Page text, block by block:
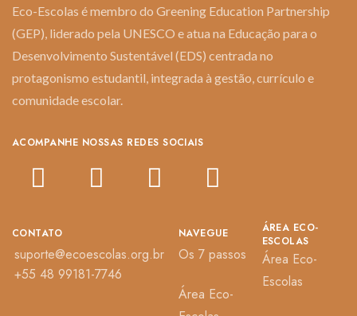
Eco-Escolas é membro do Greening Education Partnership
(GEP), liderado pela UNESCO e atua na Educação para o
Desenvolvimento Sustentável (EDS) centrada no
protagonismo estudantil, integrada à gestão, currículo e
comunidade escolar.
ACOMPANHE NOSSAS REDES SOCIAIS
NAVEGUE
Os 7 passos
Área Eco-
ÁREA ECO-
ESCOLAS
Área Eco-
Escolas
CONTATO
suporte@ecoescolas.org.br
+55 48 99181-7746